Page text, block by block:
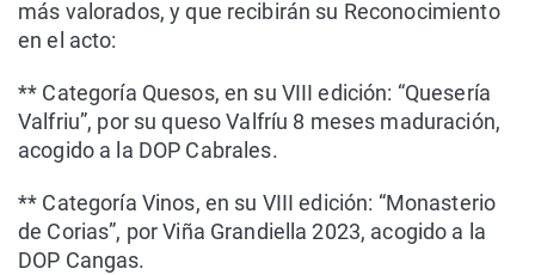
más valorados, y que recibirán su Reconocimiento
en el acto:
** Categoría Quesos, en su VIII edición: “Quesería
Valfriu”, por su queso Valfríu 8 meses maduración,
acogido a la DOP Cabrales.
** Categoría Vinos, en su VIII edición: “Monasterio
de Corias”, por Viña Grandiella 2023, acogido a la
DOP Cangas.